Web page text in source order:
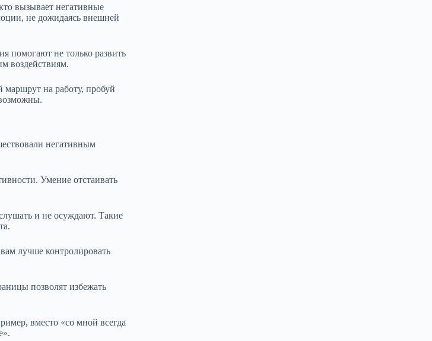
вызывает негативные
не дожидаясь внешней
помогают не только развить
воздействиям.
на работу, пробуй
негативным
Умение отстаивать
и не осуждают. Такие
лучше контролировать
позволят избежать
вместо «со мной всегда